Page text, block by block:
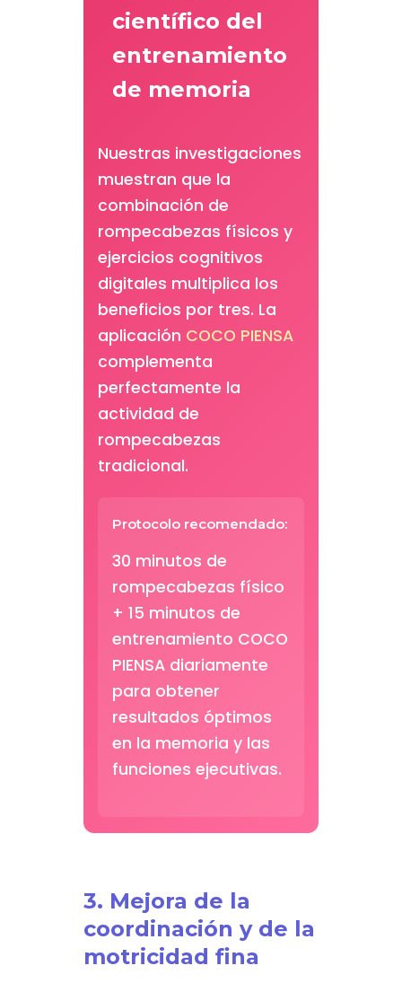
científico del
entrenamiento
de memoria
Nuestras investigaciones
muestran que la
combinación de
rompecabezas físicos y
ejercicios cognitivos
digitales multiplica los
beneficios por tres. La
aplicación COCO PIENSA
complementa
perfectamente la
actividad de
rompecabezas
tradicional.
Protocolo recomendado:
30 minutos de
rompecabezas físico
+ 15 minutos de
entrenamiento COCO
PIENSA diariamente
para obtener
resultados óptimos
en la memoria y las
funciones ejecutivas.
3. Mejora de la
coordinación y de la
motricidad fina